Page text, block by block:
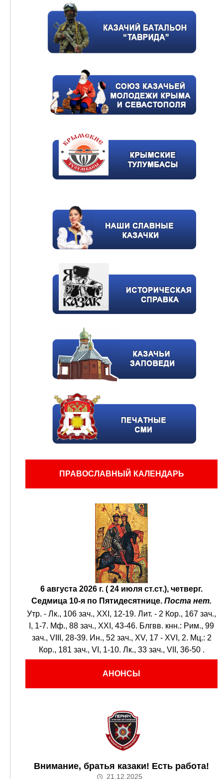
ПРАВОСЛАВНЫЙ КАЛЕНДАРЬ
6 августа 2026 г. ( 24 июля ст.ст.), четверг.
Седмица 10-я по Пятидесятнице. Поста нет.
Утр. - Лк., 106 зач., XXI, 12-19. Лит. - 2 Кор., 167 зач.,
I, 1-7. Мф., 88 зач., XXI, 43-46. Блгвв. кнн.: Рим., 99
зач., VIII, 28-39. Ин., 52 зач., XV, 17 - XVI, 2. Мц.: 2
Кор., 181 зач., VI, 1-10. Лк., 33 зач., VII, 36-50 .
АНОНСЫ
Внимание, братья казаки! Есть работа!
21.12.2025